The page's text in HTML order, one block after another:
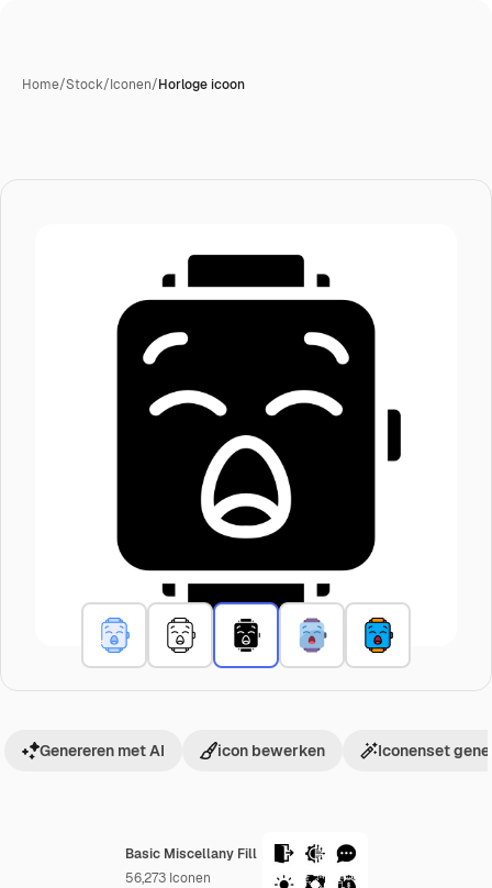
Home/Stock/Iconen/Horloge icoon
Basic Miscellany Fill
56,273 Iconen
Genereren met AI icon bewerken Iconenset